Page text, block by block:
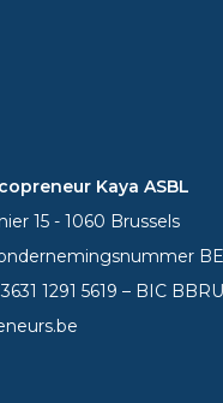
Kaya ASBL
15 - 1060 Brussels
3631 1291 5619 – BIC